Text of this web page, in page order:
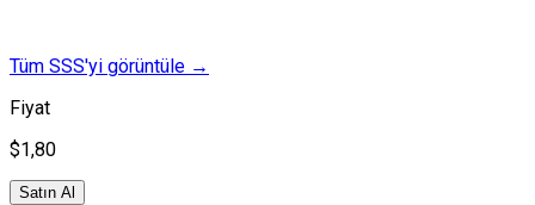
Tüm SSS'yi görüntüle →
Fiyat
$1,80
Satın Al